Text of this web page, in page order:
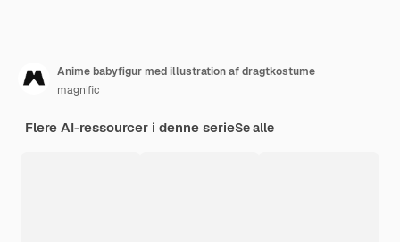
Anime babyfigur med illustration af dragtkostume
magnific
Flere AI-ressourcer i denne serieSe alle